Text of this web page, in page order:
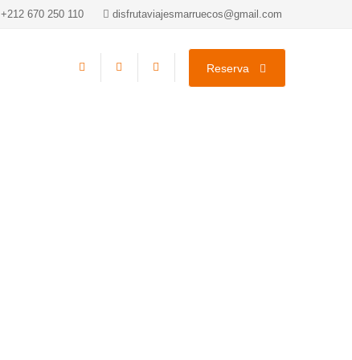
+212 670 250 110 disfrutaviajesmarruecos@gmail.com
Reserva